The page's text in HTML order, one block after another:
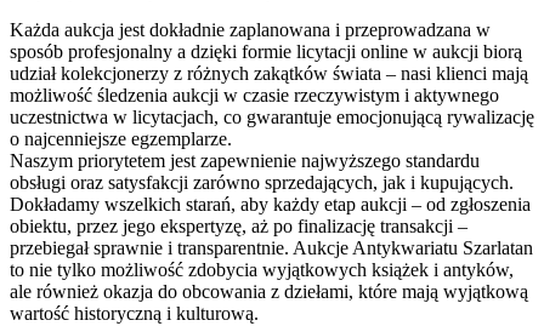
Każda aukcja jest dokładnie zaplanowana i przeprowadzana w
sposób profesjonalny a dzięki formie licytacji online w aukcji biorą
udział kolekcjonerzy z różnych zakątków świata – nasi klienci mają
możliwość śledzenia aukcji w czasie rzeczywistym i aktywnego
uczestnictwa w licytacjach, co gwarantuje emocjonującą rywalizację
o najcenniejsze egzemplarze.
Naszym priorytetem jest zapewnienie najwyższego standardu
obsługi oraz satysfakcji zarówno sprzedających, jak i kupujących.
Dokładamy wszelkich starań, aby każdy etap aukcji – od zgłoszenia
obiektu, przez jego ekspertyzę, aż po finalizację transakcji –
przebiegał sprawnie i transparentnie. Aukcje Antykwariatu Szarlatan
to nie tylko możliwość zdobycia wyjątkowych książek i antyków,
ale również okazja do obcowania z dziełami, które mają wyjątkową
wartość historyczną i kulturową.